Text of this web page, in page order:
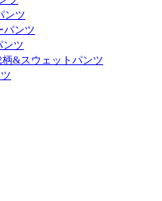
ンツ
パンツ
ンツ
柄&スウェットパンツ